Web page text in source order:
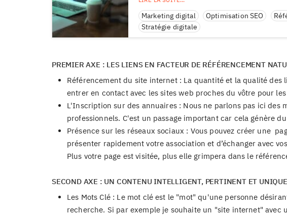
Marketing digital Optimisation SEO
Stratégie digitale
PREMIER AXE : LES LIENS EN FACTEUR DE RÉFÉRENCEMENT
Référencement du site internet : La quantité et la qualité des
entrer en contact avec les sites web proches du vôtre pour
L'Inscription sur des annuaires : Nous ne parlons pas ici des
professionnels. C'est un passage important car cela génère
Présence sur les réseaux sociaux : Vous pouvez créer une
présenter rapidement votre association et d’échanger avec
Plus votre page est visitée, plus elle grimpera dans le
SECOND AXE : UN CONTENU INTELLIGENT, PERTINENT ET UNIQUE
Les Mots Clé : Le mot clé est le "mot" qu'une personne
recherche. Si par exemple je souhaite un "site internet"